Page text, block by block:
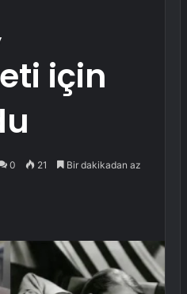
için
0 21 Bir dakikadan az